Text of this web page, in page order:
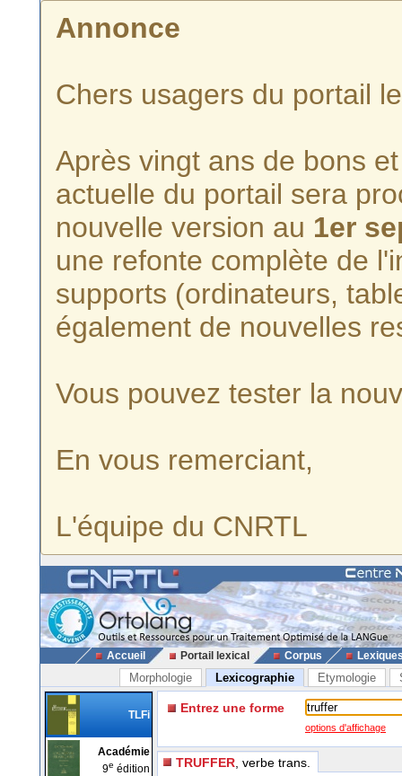
Annonce
Chers usagers du portail
Après vingt ans de bons
actuelle du portail sera
nouvelle version au 1er
une refonte complète de
supports (ordinateurs,
également de nouvelles
Vous pouvez tester la
En vous remerciant,
L'équipe du CNRTL
Accueil Portail lexical Corpus
Morphologie Lexicographie Etymologie
TLFi
Académie
9e édition
Entrez une forme
options d'affichage
TRUFFER , verbe trans.